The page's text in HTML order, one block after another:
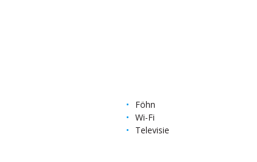
Föhn
Wi-Fi
Televisie